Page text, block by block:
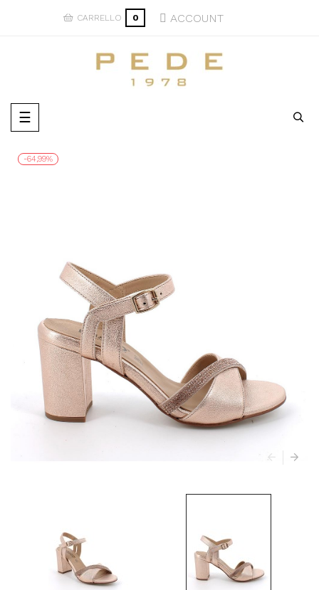
CARRELLO 0 ACCOUNT
navigazione
Toggle
☰
-64,99%